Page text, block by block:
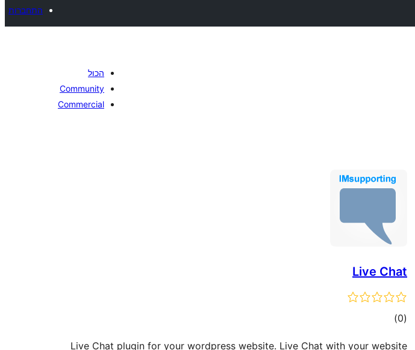
התחברות
הכול
Community
Commercial
Live Chat
(0 דרוגים)
Live Chat plugin for your wordpress website. Live Chat with your website